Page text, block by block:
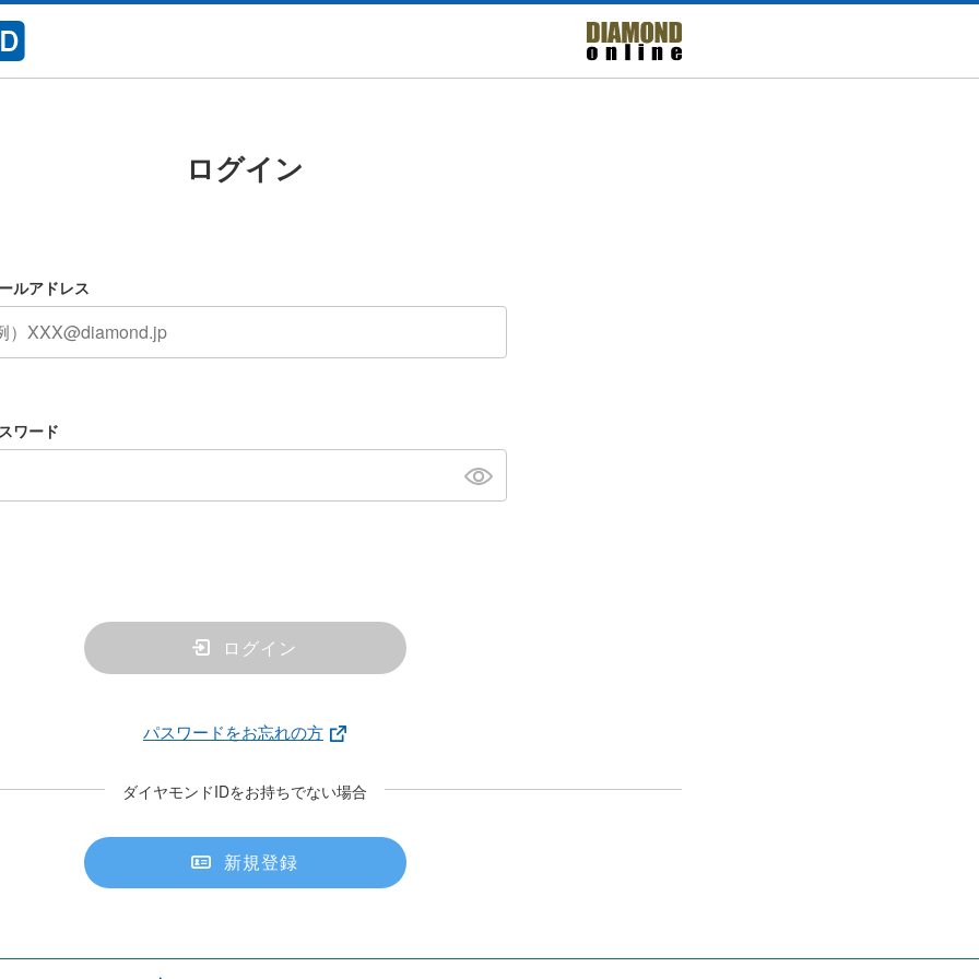
ログイン
ルアドレス
ワード
ログイン
パスワードをお忘れの方
ダイヤモンドIDをお持ちでない場合
新規登録